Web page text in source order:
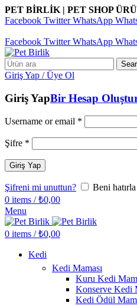
PET BİRLİK | PET SHOP
Facebook Twitter WhatsApp
Facebook Twitter WhatsApp
Giriş Yap / Üye Ol
Giriş YapBir Hesap
Username or email *
Şifre *
Giriş Yap
Şifreni mi unuttun?
Beni hatırla
0 items / ₺0,00
Menu
0 items / ₺0,00
Kedi
Kedi Maması
Kuru Kedi
Konserve Kedi
Kedi Ödül